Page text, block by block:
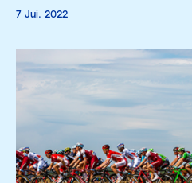
7 Jui. 2022